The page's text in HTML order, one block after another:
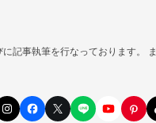
記事執筆を行なっております。 ま